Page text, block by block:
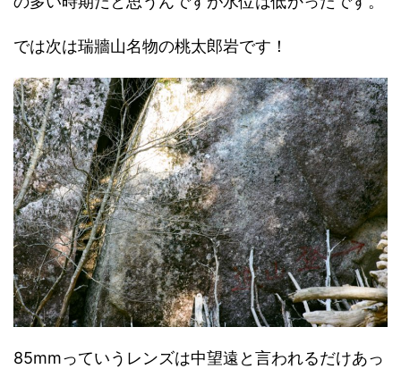
では次は瑞牆山名物の桃太郎岩です！
85mmっていうレンズは中望遠と言われるだけあっ